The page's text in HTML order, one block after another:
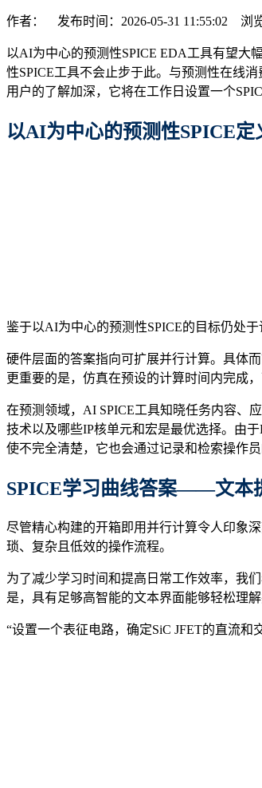
作者： 发布时间：2026-05-31 11:55:02 浏览
以AI为中心的预测性SPICE EDA工具有望大
性SPICE工具不会止步于此。与预测性在线
用户的了解加深，它将在工作日设置一个
以AI为中心的预测性SPICE定
鉴于以AI为中心的预测性SPICE的目标仍处
硬件层面的答案指向可扩展并行计算。具体
更重要的是，仿真在预设的计算时间内完成
在预测领域，AI SPICE工具知晓任务内容、
技术以及哪些IP核单元和宏是最优选择。由
使不完全清楚，它也会通过记录和检索操作
SPICE学习曲线答案——文本
尽管精心构建的开箱即用并行计算令人印象
琐、复杂且低效的操作流程。
为了减少学习时间和提高日常工作效率，我
是，具有足够高智能的文本界面能够轻松理
“设置一个表征电路，确定SiC JFET的直流和